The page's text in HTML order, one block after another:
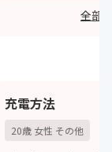
全部
充電方法
20歳 女性 その他